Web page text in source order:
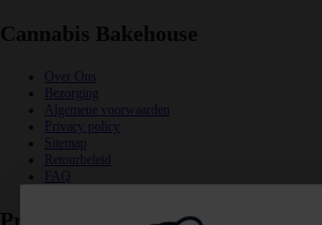
Cannabis Bakehouse
Over Ons
Bezorging
Algemene voorwaarden
Privacy policy
Sitemap
Retourbeleid
FAQ
Productcategorieën